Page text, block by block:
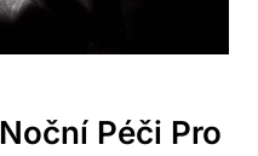
Péči Pro